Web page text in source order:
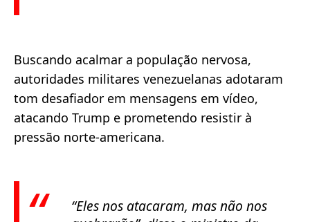
Buscando acalmar a população nervosa,
autoridades militares venezuelanas adotaram
tom desafiador em mensagens em vídeo,
atacando Trump e prometendo resistir à
pressão norte-americana.
“Eles nos atacaram, mas não nos